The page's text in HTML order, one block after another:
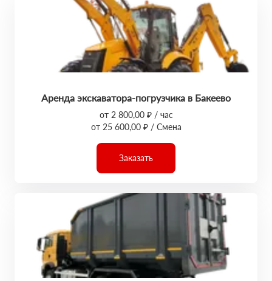
Аренда экскаватора-погрузчика в Бакеево
от 2 800,00 ₽ / час
от 25 600,00 ₽ / Смена
Заказать